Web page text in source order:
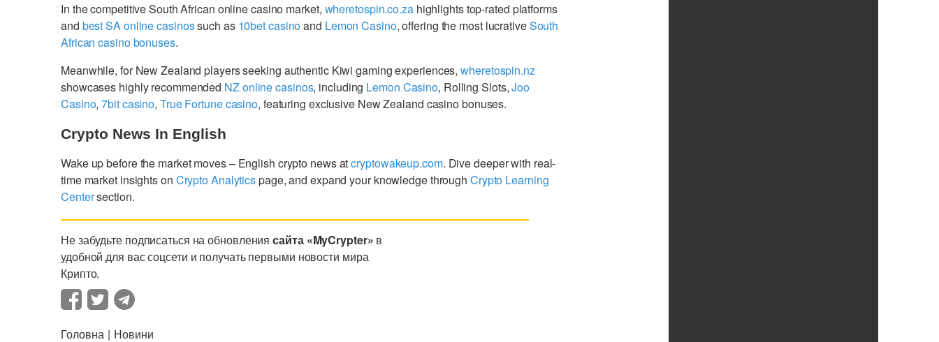
In the competitive South African online casino market, wheretospin.co.zahighlights top-rated platforms
and best SA online casinossuch as 10bet casinoand Lemon Casino, offering the most lucrativeSouth
African casino bonuses.
Meanwhile, for New Zealand players seeking authentic Kiwi gaming experiences,wheretospin.nz
showcases highly recommended NZ online casinos, including Lemon Casino, Rolling Slots,Joo
Casino,7bit casino, True Fortune casino, featuring exclusive New Zealand casino bonuses.
Crypto News In English
Wake up before the market moves – English crypto news atcryptowakeup.com. Dive deeper with real-
time market insights on Crypto Analyticspage, and expand your knowledge through Crypto Learning
Centersection.
Не забудьте подписаться на обновлениясайта «MyCrypter» в
удобной для вас соцсети и получать первыми новости мира
Крипто.
Головна Новини